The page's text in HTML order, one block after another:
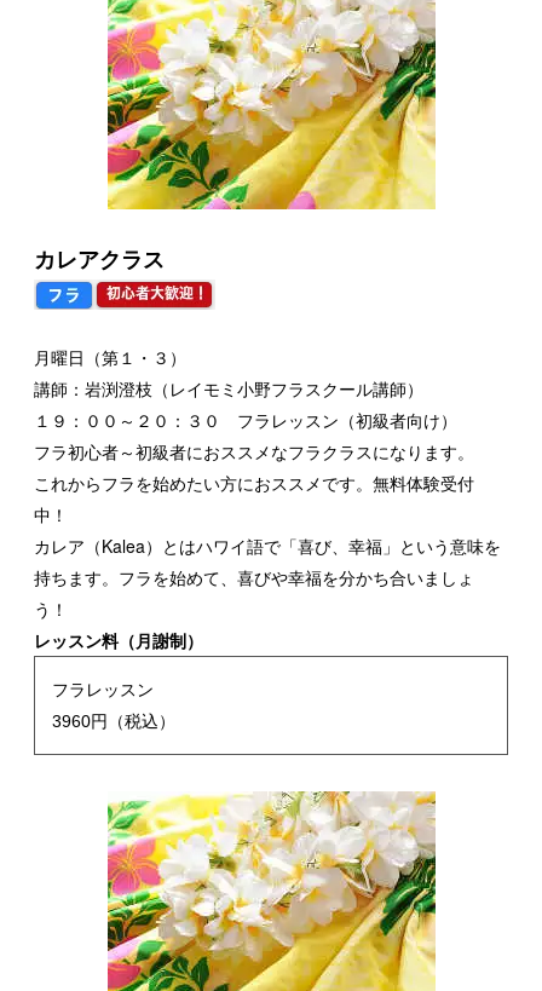
カレアクラス
月曜日（第１・３）
講師：岩渕澄枝（レイモミ小野フラスクール講師）
１９：００～２０：３０ フラレッスン（初級者向け）
フラ初心者～初級者におススメなフラクラスになります。
これからフラを始めたい方におススメです。無料体験受付
中！
カレア（Kalea）とはハワイ語で「喜び、幸福」という意味を
持ちます。フラを始めて、喜びや幸福を分かち合いましょ
う！
レッスン料（月謝制）
フラレッスン
3960円（税込）